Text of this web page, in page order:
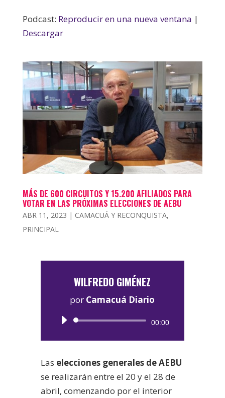
Podcast: Reproducir en una nueva ventana |
Descargar
MÁS DE 600 CIRCUITOS Y 15.200 AFILIADOS PARA
VOTAR EN LAS PRÓXIMAS ELECCIONES DE AEBU
ABR 11, 2023 | CAMACUÁ Y RECONQUISTA,
PRINCIPAL
WILFREDO GIMÉNEZ
por Camacuá Diario
Reproductor
00:00
Las elecciones generales de AEBU
se realizarán entre el 20 y el 28 de
abril, comenzando por el interior